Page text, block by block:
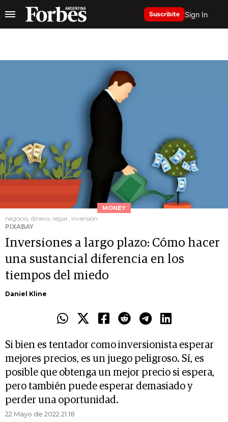
Suscribite Sign In
MONEY
negocio, dinero, regar, inversión
PIXABAY
Inversiones a largo plazo: Cómo hacer
una sustancial diferencia en los
tiempos del miedo
Daniel Kline
Si bien es tentador como inversionista esperar
mejores precios, es un juego peligroso. Sí, es
posible que obtenga un mejor precio si espera,
pero también puede esperar demasiado y
perder una oportunidad.
22 Mayo de 2022 21.18